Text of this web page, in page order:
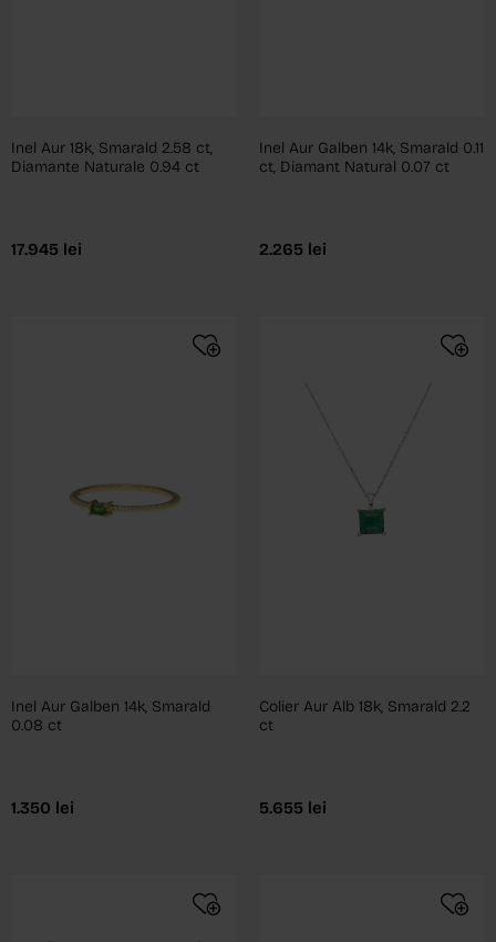
Inel Aur 18k, Smarald 2.58 ct,
Diamante Naturale 0.94 ct
17.945 lei
Inel Aur Galben 14k, Smarald 0.11
ct, Diamant Natural 0.07 ct
2.265 lei
Inel Aur Galben 14k, Smarald
0.08 ct
1.350 lei
Colier Aur Alb 18k, Smarald 2.2
ct
5.655 lei